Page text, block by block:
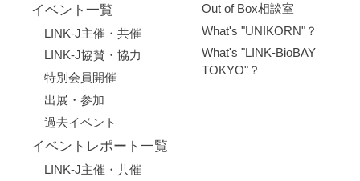
イベント一覧
LINK-J主催・共催
LINK-J協賛・協力
特別会員開催
出展・参加
過去イベント
イベントレポート一覧
LINK-J主催・共催
Out of Box相談室
What's "UNIKORN"？
What's "LINK-BioBAY
TOKYO"？